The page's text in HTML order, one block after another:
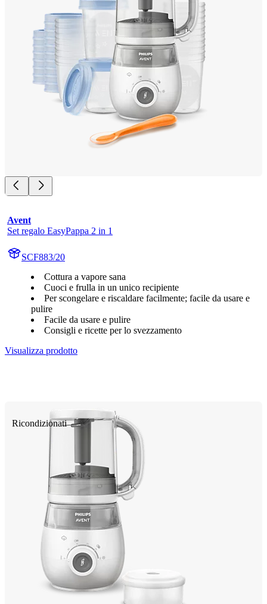
Avent
Set regalo EasyPappa 2 in 1
SCF883/20
Cottura a vapore sana
Cuoci e frulla in un unico recipiente
Per scongelare e riscaldare facilmente; facile da usare e
pulire
Facile da usare e pulire
Consigli e ricette per lo svezzamento
Visualizza prodotto
Ricondizionati